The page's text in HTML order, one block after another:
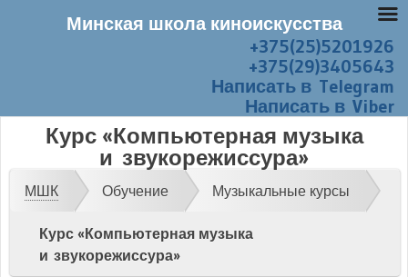
+375(25)5201926
+375(29)3405643
Написать в Telegram
Написать в Viber
Курс «Компьютерная музыка
и звукорежиссура»
МШК Обучение Музыкальные курсы
Курс «Компьютерная музыка
и звукорежиссура»
Минская школа киноискусства